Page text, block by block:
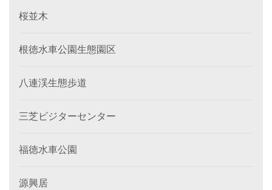
桜並木
根徳水車公園生態園区
八連渓生態歩道
三芝ビジターセンター
福徳水車公園
源興居